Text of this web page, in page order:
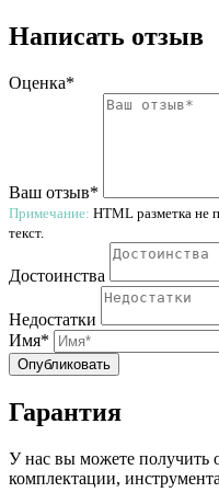
Написать отзыв
Оценка*
Ваш отзыв*
Примечание: HTML разметка не
текст.
Достоинства
Недостатки
Имя*
Опубликовать
Гарантия
У нас вы можете получить
комплектации,